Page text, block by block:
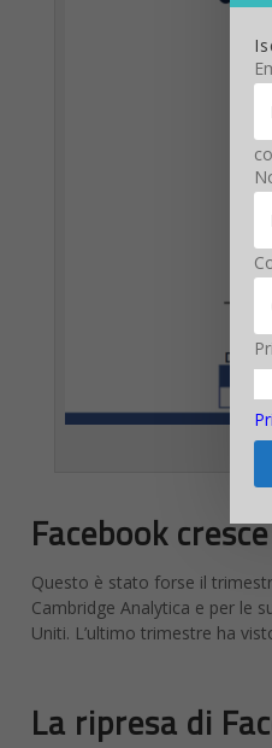
Facebook
Questo è stato forse il
Cambridge Analytica e per le
Uniti. L’ultimo trimestre ha
La ripresa di